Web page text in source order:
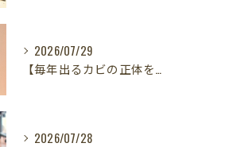
2026/07/29
【毎年出るカビの正体を暴く！】カビ取りは当たり前✨再発を防ぐ「徹底原因追及」の裏側とは？水漏れサーモグラフィー調査の威力！
2026/07/28